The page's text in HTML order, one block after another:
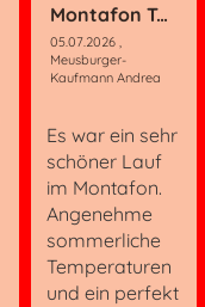
Montafon Totale
05.07.2026,
Meusburger-
Kaufmann Andrea
Es war ein sehr
schöner Lauf
im Montafon.
Angenehme
sommerliche
Temperaturen
und ein perfekt